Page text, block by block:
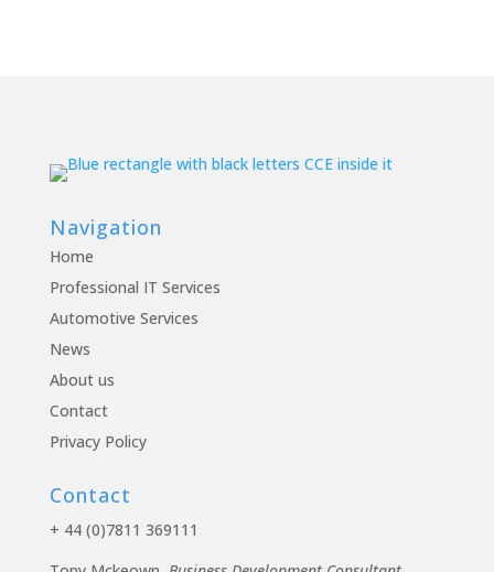
Navigation
Home
Professional IT Services
Automotive Services
News
About us
Contact
Privacy Policy
Contact
+ 44 (0)7811 369111